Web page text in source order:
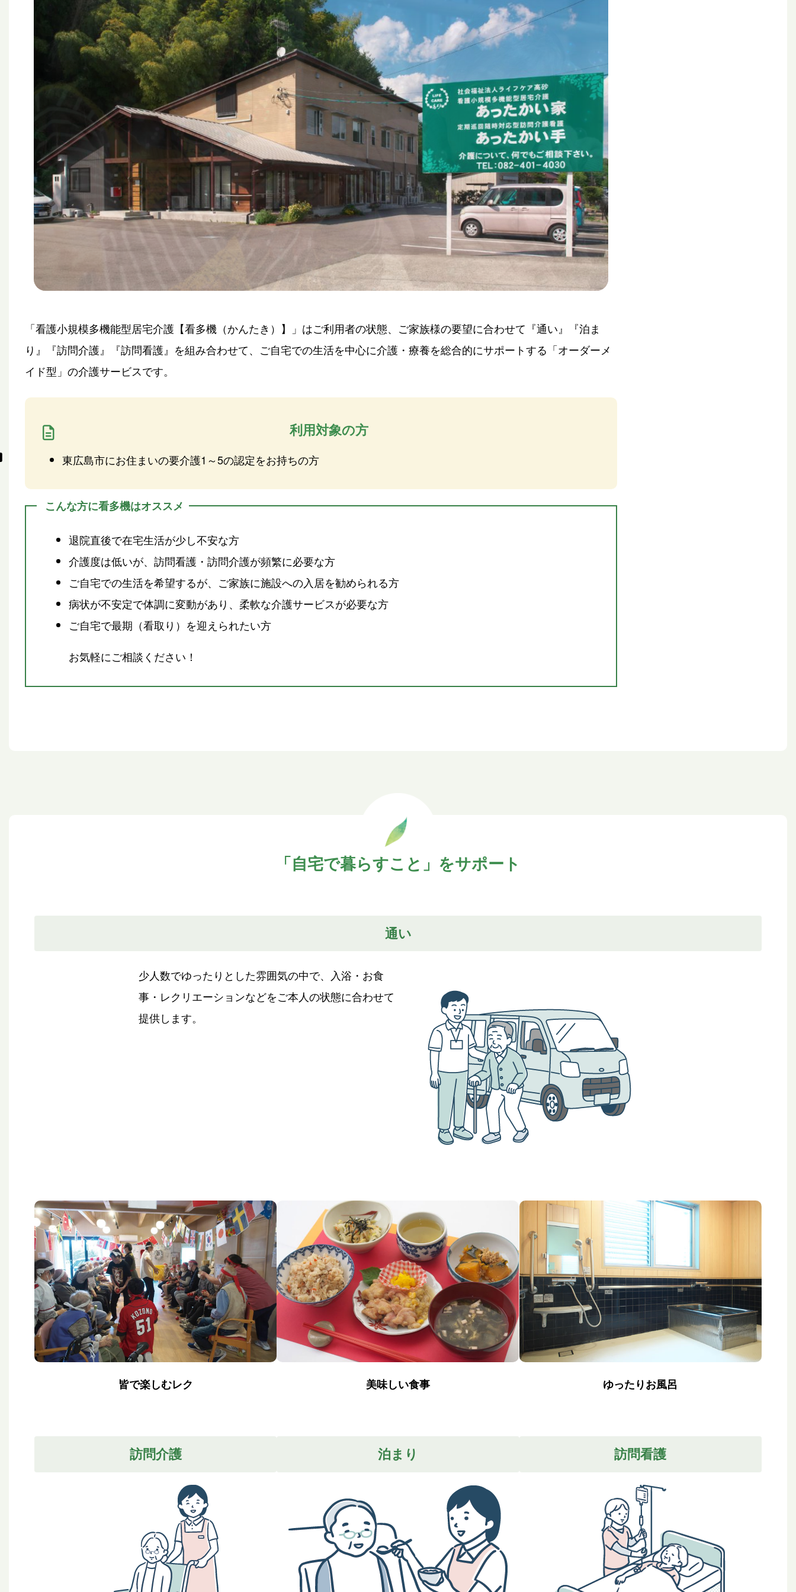
「看護小規模多機能型居宅介護【看多機（かんたき）】」はご利用者の状態、ご家族様の要望に合わせて『通い』『泊ま
り』『訪問介護』『訪問看護』を組み合わせて、ご自宅での生活を中心に介護・療養を総合的にサポートする「オーダーメ
イド型」の介護サービスです。
利用対象の方
東広島市にお住まいの要介護1～5の認定をお持ちの方
こんな方に看多機はオススメ
退院直後で在宅生活が少し不安な方
介護度は低いが、訪問看護・訪問介護が頻繁に必要な方
ご自宅での生活を希望するが、ご家族に施設への入居を勧められる方
病状が不安定で体調に変動があり、柔軟な介護サービスが必要な方
ご自宅で最期（看取り）を迎えられたい方
お気軽にご相談ください！
「自宅で暮らすこと」をサポート
通い
少人数でゆったりとした雰囲気の中で、入浴・お食
事・レクリエーションなどをご本人の状態に合わせて
提供します。
皆で楽しむレク 美味しい食事 ゆったりお風呂
訪問介護 泊まり 訪問看護